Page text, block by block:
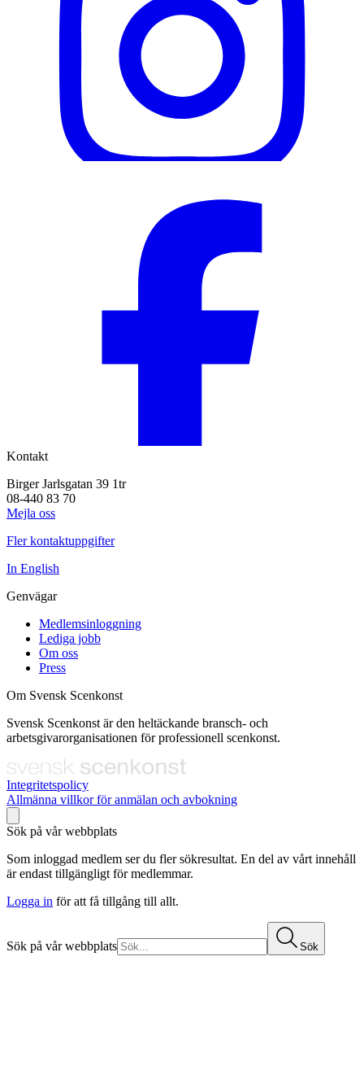
Kontakt
Birger Jarlsgatan 39 1tr
08-440 83 70
Mejla oss
Fler kontaktuppgifter
In English
Genvägar
Medlemsinloggning
Lediga jobb
Om oss
Press
Om Svensk Scenkonst
Svensk Scenkonst är den heltäckande bransch- och
arbetsgivarorganisationen för professionell scenkonst.
Integritetspolicy
Allmänna villkor för anmälan och avbokning
Sök på vår webbplats
Som inloggad medlem ser du fler sökresultat. En del av vårt innehåll
är endast tillgängligt för medlemmar.
Logga in för att få tillgång till allt.
Sök på vår webbplats Sök